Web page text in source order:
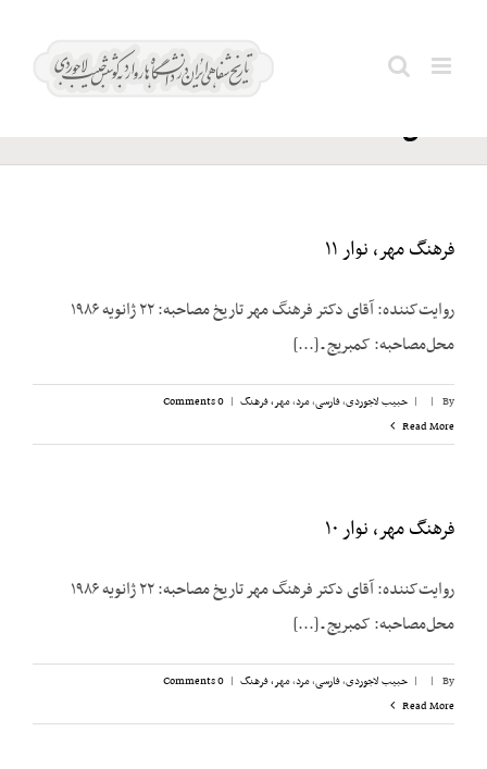
نفیسی؛
حسن
فرهنگ مهر، نوار ۱۱
روایت‌کننده: آقای دکتر فرهنگ مهر تاریخ مصاحبه: ۲۲ ژانویه ۱۹۸۶
محل‌مصاحبه: کمبریج ـ [...]
By
|
| حبیب لاجوردی,فارسی,مرد,مهر، فرهنگ |
0 Comments
Read More
فرهنگ مهر، نوار ۱۰
روایت‌کننده: آقای دکتر فرهنگ مهر تاریخ مصاحبه: ۲۲ ژانویه ۱۹۸۶
محل‌مصاحبه: کمبریج ـ [...]
By
|
| حبیب لاجوردی,فارسی,مرد,مهر، فرهنگ |
0 Comments
Read More